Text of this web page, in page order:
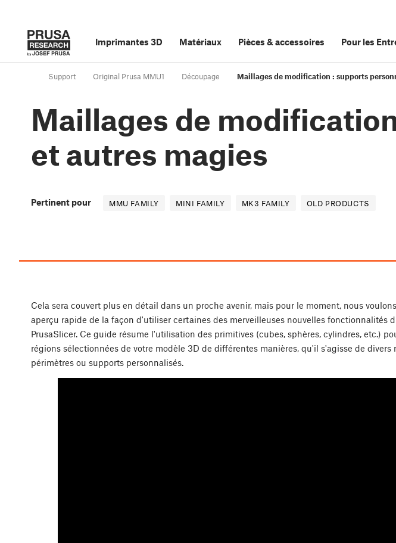
Imprimantes 3D Matériaux Pièces &accessoires Pour les
Support Original Prusa MMU1 Découpage Maillages de modification : supports
Maillages de
et autres magies
Pertinent pour MMU FAMILY MINI FAMILY MK3 FAMILY OLD PRODUCTS
Cela sera couvert plus en détail dans un proche avenir, mais pour le moment, nous
aperçu rapide de la façon d'utiliser certaines des merveilleuses nouvelles fonctionnalités
PrusaSlicer. Ce guide résume l'utilisation des primitives (cubes, sphères, cylindres, etc.)
régions sélectionnées de votre modèle 3D de différentes manières, qu'il s'agisse de divers
périmètres ou supports personnalisés.